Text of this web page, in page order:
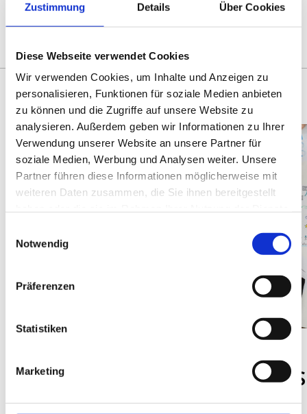
Zustimmung Details Über Cookies
Diese Webseite verwendet Cookies
Wir verwenden Cookies, um Inhalte und Anzeigen zu
personalisieren, Funktionen für soziale Medien anbieten
zu können und die Zugriffe auf unsere Website zu
analysieren. Außerdem geben wir Informationen zu Ihrer
Verwendung unserer Website an unsere Partner für
soziale Medien, Werbung und Analysen weiter. Unsere
Partner führen diese Informationen möglicherweise mit
weiteren Daten zusammen, die Sie ihnen bereitgestellt
Notwendig
Präferenzen
Statistiken
Marketing
DAS KÖNNTE SIE AUCH
INTERESSIEREN
Das August-
Magazin 2026
Bringen
ein!